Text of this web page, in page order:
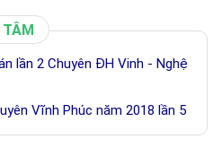
TÂM
lần 2 Chuyên ĐH Vinh - Nghệ
Vĩnh Phúc năm 2018 lần 5